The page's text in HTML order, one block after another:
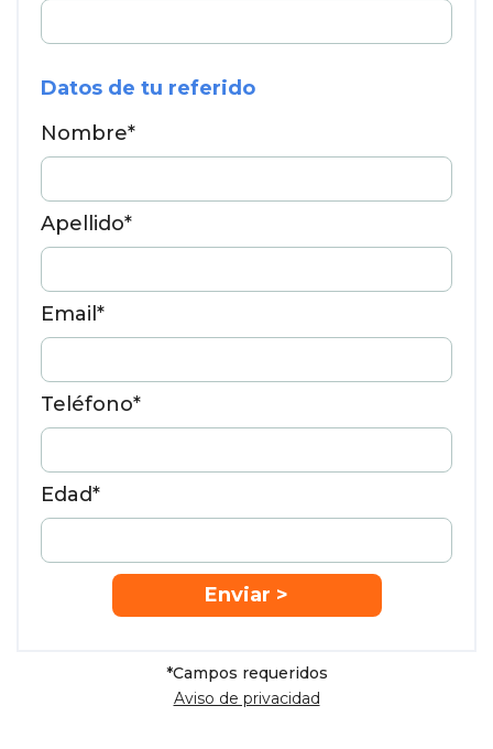
Datos de tu referido
Nombre*
Apellido*
Email*
Teléfono*
Edad*
*Campos requeridos
Aviso de privacidad